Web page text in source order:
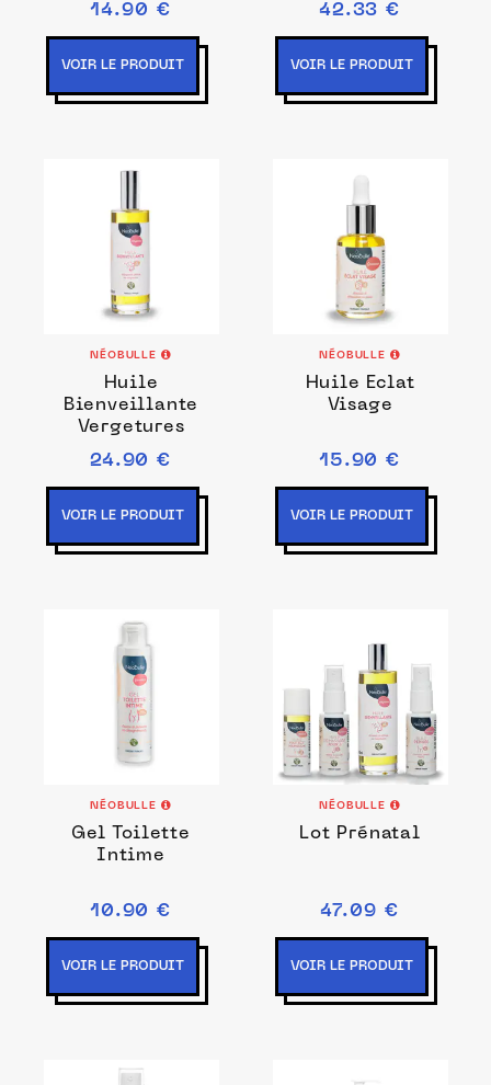
14.90 €
VOIR LE PRODUIT
42.33 €
VOIR LE PRODUIT
NÉOBULLE
Huile
Bienveillante
Vergetures
24.90 €
VOIR LE PRODUIT
NÉOBULLE
Huile Eclat
Visage
15.90 €
VOIR LE PRODUIT
NÉOBULLE
Gel Toilette
Intime
10.90 €
VOIR LE PRODUIT
NÉOBULLE
Lot Prénatal
47.09 €
VOIR LE PRODUIT